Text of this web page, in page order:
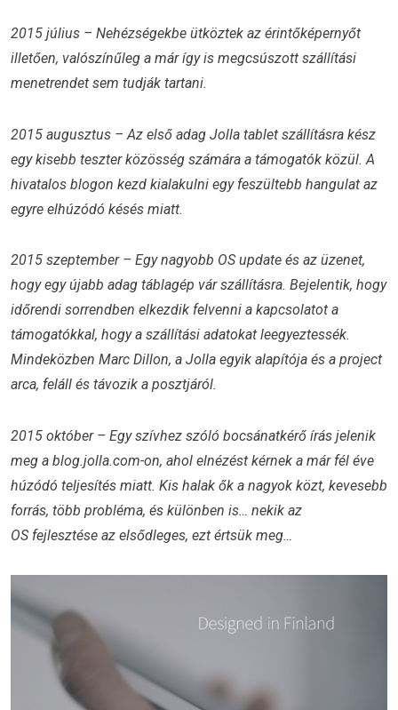
2015 július – Nehézségekbe ütköztek az érintőképernyőt
illetően, valószínűleg a már így is megcsúszott szállítási
menetrendet sem tudják tartani.
2015 augusztus – Az első adag Jolla tablet szállításra kész
egy kisebb teszter közösség számára a támogatók közül. A
hivatalos blogon kezd kialakulni egy feszültebb hangulat az
egyre elhúzódó késés miatt.
2015 szeptember – Egy nagyobb OS update és az üzenet,
hogy egy újabb adag táblagép vár szállításra. Bejelentik, hogy
időrendi sorrendben elkezdik felvenni a kapcsolatot a
támogatókkal, hogy a szállítási adatokat leegyeztessék.
Mindeközben Marc Dillon, a Jolla egyik alapítója és a project
arca, feláll és távozik a posztjáról.
2015 október – Egy szívhez szóló bocsánatkérő írás jelenik
meg a blog.jolla.com-on, ahol elnézést kérnek a már fél éve
húzódó teljesítés miatt. Kis halak ők a nagyok közt, kevesebb
forrás, több probléma, és különben is… nekik az
OS fejlesztése az elsődleges, ezt értsük meg…